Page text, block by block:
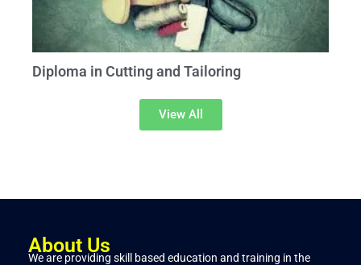
Diploma in Cutting and Tailoring
View All
About Us
We are providing skill based education and training in the